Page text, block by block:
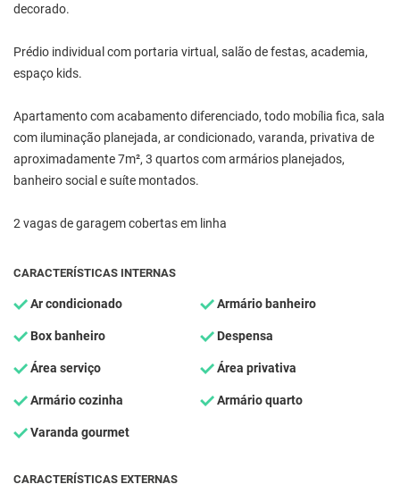
decorado.
Prédio individual com portaria virtual, salão de festas, academia,
espaço kids.
Apartamento com acabamento diferenciado, todo mobília fica, sala
com iluminação planejada, ar condicionado, varanda, privativa de
aproximadamente 7m², 3 quartos com armários planejados,
banheiro social e suíte montados.
2 vagas de garagem cobertas em linha
CARACTERÍSTICAS INTERNAS
Ar condicionado Armário banheiro
Box banheiro Despensa
Área serviço Área privativa
Armário cozinha Armário quarto
Varanda gourmet
CARACTERÍSTICAS EXTERNAS